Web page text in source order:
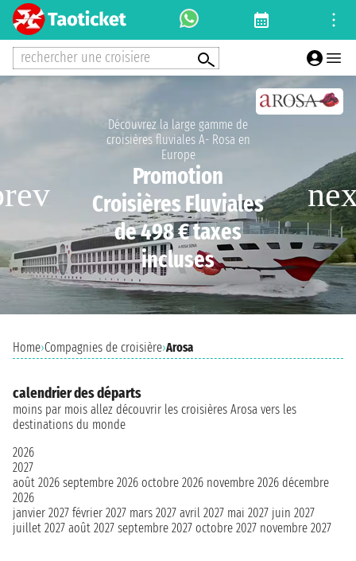
rechercher une croisiere
Découvrez la large gamme de
croisières fluviales A- Rosa en
Europe
Promotion
Croisières Fluviales
de 498 € taxes
incluses
Home›Compagnies de croisière›Arosa
calendrier des départs
moins par mois allez découvrir les croisières Arosa vers les
destinations du monde
2026
2027
août 2026 septembre 2026 octobre 2026 novembre 2026 décembre
2026
janvier 2027 février 2027 mars 2027 avril 2027 mai 2027 juin 2027
juillet 2027 août 2027 septembre 2027 octobre 2027 novembre 2027